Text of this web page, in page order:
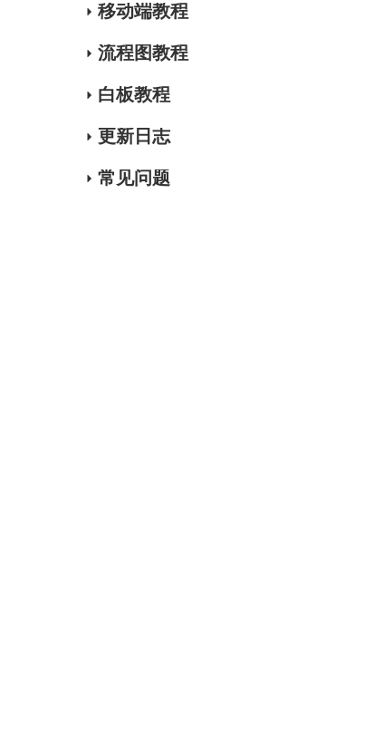
移动端教程
流程图教程
白板教程
更新日志
常见问题